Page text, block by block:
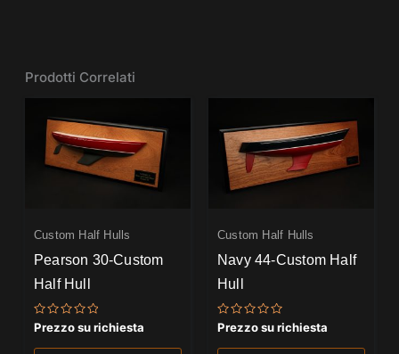
Prodotti Correlati
Custom Half Hulls
Pearson 30-Custom
Half Hull
Valutato
0
su
Prezzo su richiesta
Custom Half Hulls
Navy 44-Custom Half
Hull
Valutato
0
su
Prezzo su richiesta